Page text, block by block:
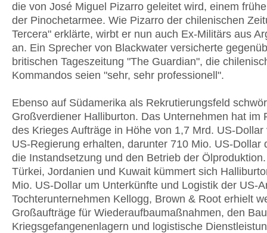
die von José Miguel Pizarro geleitet wird, einem
der Pinochetarmee. Wie Pizarro der chilenischen
Tercera" erklärte, wirbt er nun auch Ex-Militärs aus
an. Ein Sprecher von Blackwater versicherte
britischen Tageszeitung "The Guardian", die
Kommandos seien "sehr, sehr professionell".
Ebenso auf Südamerika als Rekrutierungsfeld
Großverdiener Halliburton. Das Unternehmen hat im
des Krieges Aufträge in Höhe von 1,7 Mrd. US-Dollar
US-Regierung erhalten, darunter 710 Mio. US-Dollar
die Instandsetzung und den Betrieb der
Türkei, Jordanien und Kuwait kümmert sich
Mio. US-Dollar um Unterkünfte und Logistik der US-
Tochterunternehmen Kellogg, Brown & Root erhielt
Großaufträge für Wiederaufbaumaßnahmen, den
Kriegsgefangenenlagern und logistische